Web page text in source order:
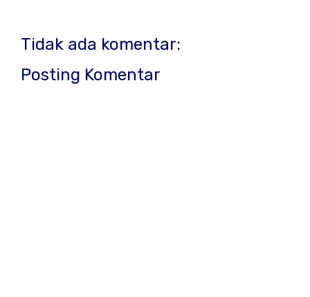
Tidak ada komentar:
Posting Komentar